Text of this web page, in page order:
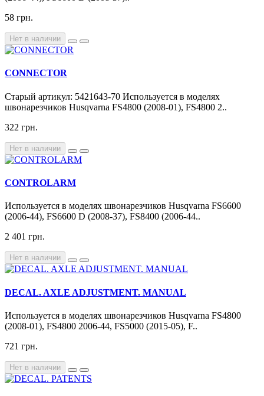
58 грн.
Нет в наличии
CONNECTOR
Старый артикул: 5421643-70 Используется в моделях
швонарезчиков Husqvarna FS4800 (2008-01), FS4800 2..
322 грн.
Нет в наличии
CONTROLARM
Используется в моделях швонарезчиков Husqvarna FS6600
(2006-44), FS6600 D (2008-37), FS8400 (2006-44..
2 401 грн.
Нет в наличии
DECAL. AXLE ADJUSTMENT. MANUAL
Используется в моделях швонарезчиков Husqvarna FS4800
(2008-01), FS4800 2006-44, FS5000 (2015-05), F..
721 грн.
Нет в наличии